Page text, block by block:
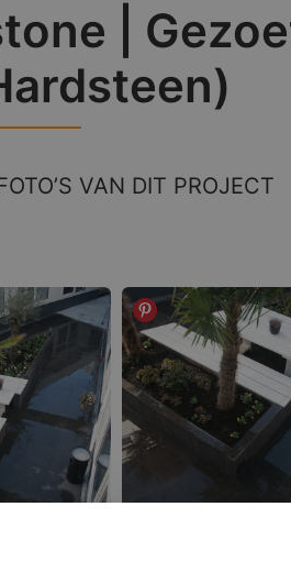
|
VAN DIT PROJECT